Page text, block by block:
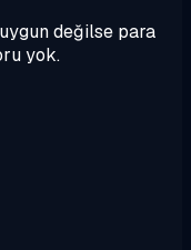
değilse para
yok.